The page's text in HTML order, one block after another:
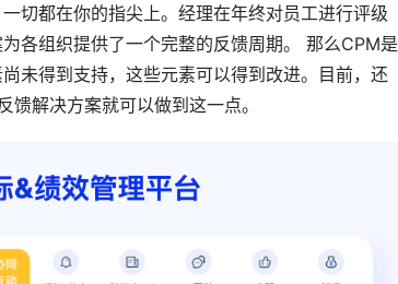
切都在你的指尖上。经理在年终对员工进行评级
各组织提供了一个完整的反馈周期。 那么CPM是
未得到支持，这些元素可以得到改进。目前，还
馈解决方案就可以做到这一点。